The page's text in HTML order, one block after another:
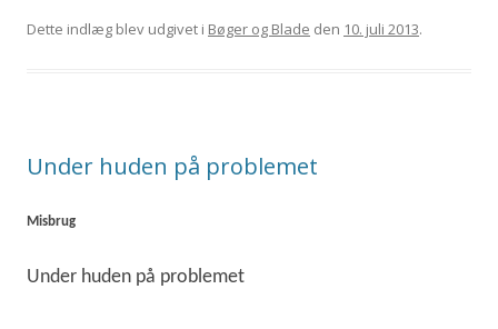
Dette indlæg blev udgivet i Bøger og Blade den 10. juli 2013.
Under huden på problemet
Misbrug
Under huden på problemet